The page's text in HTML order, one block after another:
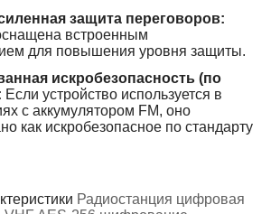
защита переговоров:
встроенным
для повышения уровня защиты.
искробезопасность (по
Если устройство используется в
с аккумулятором FM, оно
как искробезопасное по стандарту
Радиостанция цифровая